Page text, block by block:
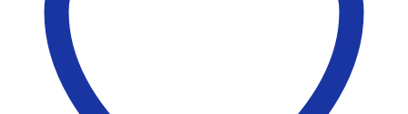
วงกลม
P133/2/25R(20)